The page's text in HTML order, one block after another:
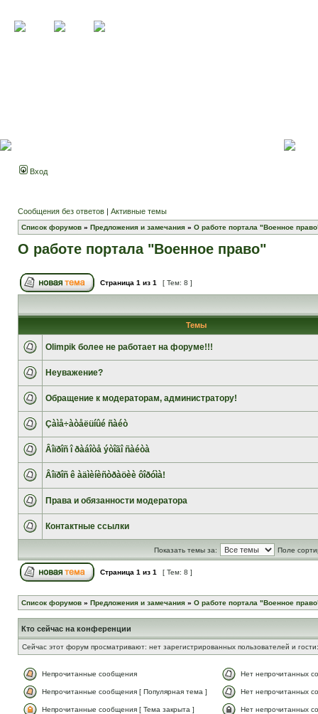
Вход
Сообщения без ответов | Активные темы
Список форумов » Предложения и замечания » О работе портала "Военное
О работе портала "Военное право"
Страница 1 из 1 [ Тем: 8 ]
Темы
Olimpik более не работает на форуме!!!
Неуважение?
Обращение к модераторам, администратору!
Çàìå÷àòåëüíûé ñàéò
Âîïðîñ î ðàáîòå ýòîãî ñàéòà
Âîïðîñ ê àäìèíèñòðàöèè ôîðóìà!
Права и обязанности модератора
Контактные ссылки
Показать темы за: Поле
Страница 1 из 1 [ Тем: 8 ]
Список форумов » Предложения и замечания » О работе портала "Военное
Кто сейчас на конференции
Сейчас этот форум просматривают: нет зарегистрированных пользователей и
Непрочитанные сообщения Нет непрочитанных
Непрочитанные сообщения [ Популярная тема ] Нет непрочитанных
Непрочитанные сообщения [ Тема закрыта ] Нет непрочитанных